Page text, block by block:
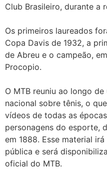
Club Brasileiro, durante a
Os primeiros laureados
Copa Davis de 1932, a
de Abreu e o campeão,
Procopio.
O MTB reuniu ao longo
nacional sobre tênis, o
vídeos de todas as
personagens do esporte,
em 1888. Esse material
pública e será
oficial do MTB.